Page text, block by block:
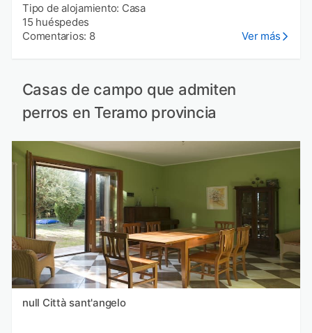
Tipo de alojamiento: Casa
15 huéspedes
Comentarios: 8
Ver más
Casas de campo que admiten
perros en Teramo provincia
null Città sant'angelo